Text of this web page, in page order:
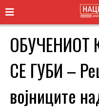
ОБУЧЕНИОТ
СЕ ГУБИ –
војниците